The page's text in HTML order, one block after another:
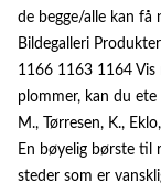
de begge/alle kan
Bildegalleri
1166 1163 1164 Vis
plommer, kan du
M., Tørresen, K.,
En bøyelig børste til
steder som er